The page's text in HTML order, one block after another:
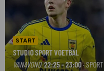
START
STUDIO SPORT VOETBAL
VANAVOND 22:25 - 23:00· SPORT